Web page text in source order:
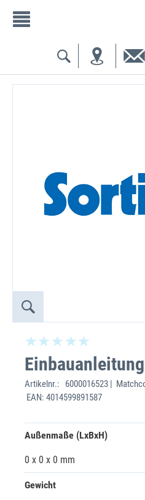
Artikelnr.:
6000016523 |
EAN: 4014599891587
Außenmaße (LxBxH)
0 x 0 x 0 mm
Gewicht